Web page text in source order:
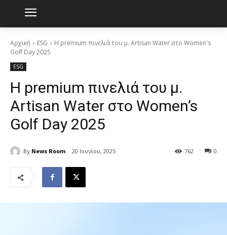
Αρχική ESG
Η premium πινελιά του μ. Artisan Water στο Women's
Golf Day 2025
ESG
Η premium πινελιά του μ.
Artisan Water στο Women’s
Golf Day 2025
By News Room 20 Ιουνίου, 2025 0
762